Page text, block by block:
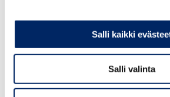
Salli kaikki
Salli valinta
otettava huomioon yhteiskunnallinen
vastuu asianmukaisella tavalla.
noudatettava hyvää liiketapaa.
heikentää yleisön luottamusta
ICC:n markkinoinnin perussääntöjen